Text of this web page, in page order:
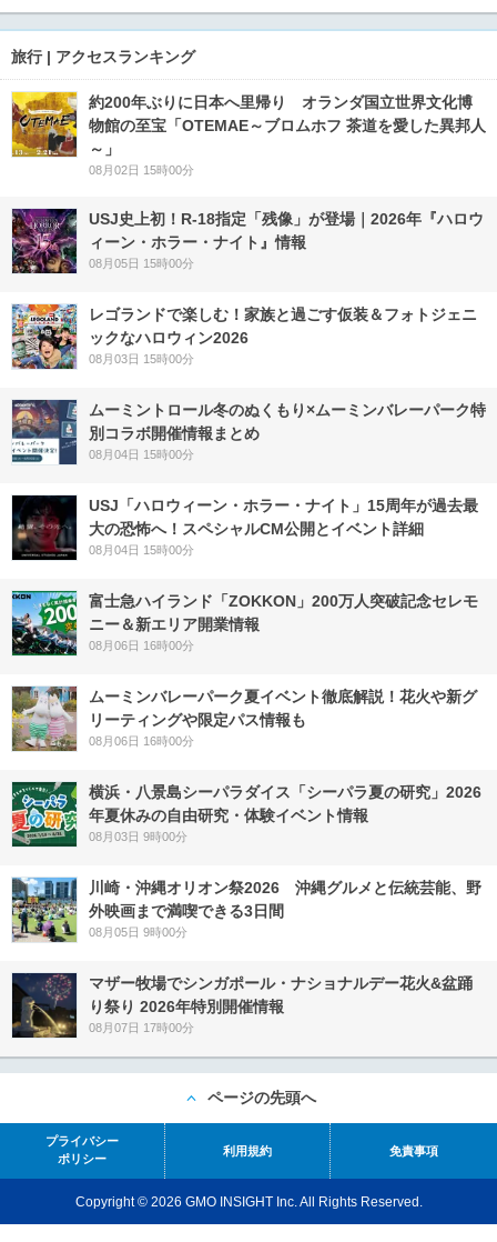
旅行 | アクセスランキング
約200年ぶりに日本へ里帰り オランダ国立世界文化博
物館の至宝「OTEMAE～ブロムホフ 茶道を愛した異邦人
～」
08月02日 15時00分
USJ史上初！R-18指定「残像」が登場｜2026年『ハロウ
ィーン・ホラー・ナイト』情報
08月05日 15時00分
レゴランドで楽しむ！家族と過ごす仮装＆フォトジェニ
ックなハロウィン2026
08月03日 15時00分
ムーミントロール冬のぬくもり×ムーミンバレーパーク特
別コラボ開催情報まとめ
08月04日 15時00分
USJ「ハロウィーン・ホラー・ナイト」15周年が過去最
大の恐怖へ！スペシャルCM公開とイベント詳細
08月04日 15時00分
富士急ハイランド「ZOKKON」200万人突破記念セレモ
ニー＆新エリア開業情報
08月06日 16時00分
ムーミンバレーパーク夏イベント徹底解説！花火や新グ
リーティングや限定パス情報も
08月06日 16時00分
横浜・八景島シーパラダイス「シーパラ夏の研究」2026
年夏休みの自由研究・体験イベント情報
08月03日 9時00分
川崎・沖縄オリオン祭2026 沖縄グルメと伝統芸能、野
外映画まで満喫できる3日間
08月05日 9時00分
マザー牧場でシンガポール・ナショナルデー花火&盆踊
り祭り 2026年特別開催情報
08月07日 17時00分
ページの先頭へ
プライバシー
ポリシー
利用規約 免責事項
Copyright © 2026 GMO INSIGHT Inc. All Rights Reserved.